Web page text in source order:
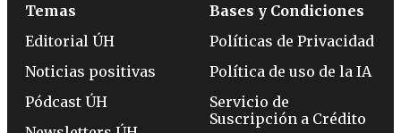
Temas
Editorial ÚH
Noticias positivas
Pódcast ÚH
Bases y Condiciones
Políticas de Privacidad
Política de uso de la IA
Servicio de
Suscripción a Crédito